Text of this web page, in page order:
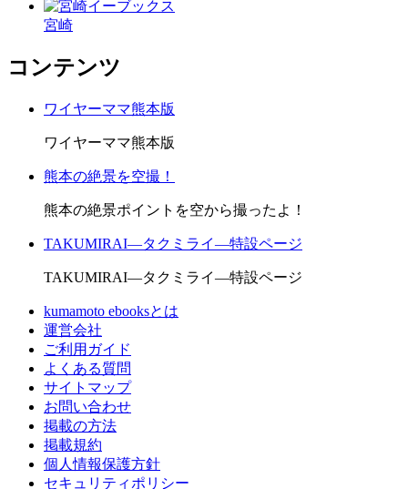
宮崎
コンテンツ
ワイヤーママ熊本版
ワイヤーママ熊本版
熊本の絶景を空撮！
熊本の絶景ポイントを空から撮ったよ！
TAKUMIRAI―タクミライ―特設ページ
TAKUMIRAI―タクミライ―特設ページ
kumamoto ebooksとは
運営会社
ご利用ガイド
よくある質問
サイトマップ
お問い合わせ
掲載の方法
掲載規約
個人情報保護方針
セキュリティポリシー